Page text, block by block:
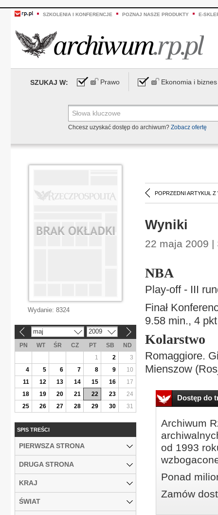
SZKOLENIA I KONFERENCJE POZNAJ NASZE PRODUKTY E-
SZUKAJ W: Prawo Ekonomia i biznes
Chcesz uzyskać dostęp do archiwum? Zobacz ofertę
POPRZEDNI ARTYKUŁ Z
Wyniki
22 maja 2009 |
NBA
Play-off - III
Finał
9.58 min., 4
Kolarstwo
Romaggiore.
Mienszow
Dostęp do
Archiwum
od 1993
Ponad
Zamów
Wydanie: 8324
maj 2009
PN WT ŚR CZ PT SB
ND
1
2
3
4
5 6 7 8 9
10
11
12 13 14 15 16
17
18
19 20 21 22 23
24
25
26 27 28 29 30 31
SPIS TREŚCI
PIERWSZA STRONA
DRUGA STRONA
KRAJ
ŚWIAT